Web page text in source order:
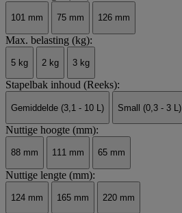
101 mm 75 mm 126 mm
Max. belasting (kg):
5 kg 2 kg 3 kg
Stapelbak inhoud (Reeks):
Gemiddelde (3,1 - 10 L) Small (0,3 - 3 L)
Nuttige hoogte (mm):
88 mm 111 mm 65 mm
Nuttige lengte (mm):
124 mm 165 mm 220 mm